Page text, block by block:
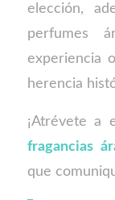
elección,
perfumes
experiencia
herencia
¡Atrévete a
fragancias
que